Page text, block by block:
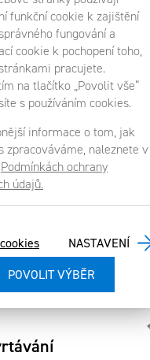
funkční cookie k zajištění
fungování a
cookie k pochopení toho,
pracujete.
na tlačítko „Povolit vše“
s používáním cookies.
informace o tom, jak
zpracováváme, naleznete v
Podmínkách ochrany
údajů.
NASTAVENÍ
osobních